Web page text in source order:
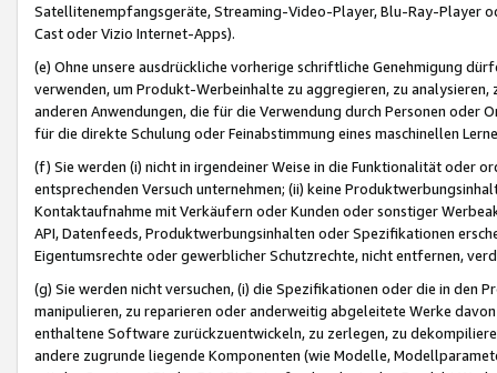
Satellitenempfangsgeräte, Streaming-Video-Player, Blu-Ray-Player
Cast oder Vizio Internet-Apps).
(e) Ohne unsere ausdrückliche vorherige schriftliche Genehmigung
verwenden, um Produkt-Werbeinhalte zu aggregieren, zu
anderen Anwendungen, die für die Verwendung durch Personen
für die direkte Schulung oder Feinabstimmung eines maschinellen
(f) Sie werden (i) nicht in irgendeiner Weise in die Funktionalität oder
entsprechenden Versuch unternehmen; (ii) keine
Kontaktaufnahme mit Verkäufern oder Kunden oder sonstiger
API, Datenfeeds, Produktwerbungsinhalten oder Spezifikationen
Eigentumsrechte oder gewerblicher Schutzrechte, nicht entfernen,
(g) Sie werden nicht versuchen, (i) die Spezifikationen oder die in
manipulieren, zu reparieren oder anderweitig abgeleitete Werke
enthaltene Software zurückzuentwickeln, zu zerlegen, zu
andere zugrunde liegende Komponenten (wie Modelle,